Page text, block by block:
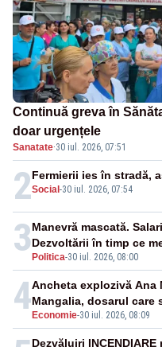
Continuă greva în
doar urgențele
Sanatate·30 iul. 2026, 07:51
2Social -30 iul. 2026, 07:54
Fermierii ies în stradă,
3 Politica-30 iul. 2026, 08:00
Manevră mascată.
Dezvoltării în timp ce
4 Economie-30 iul. 2026, 08:09
Ancheta explozivă Ana
Mangalia, dosarul care
Dezvăluiri